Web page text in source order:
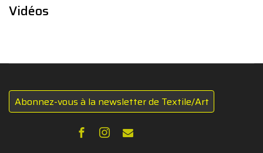
Vidéos
Abonnez-vous à la newsletter de Textile/Art